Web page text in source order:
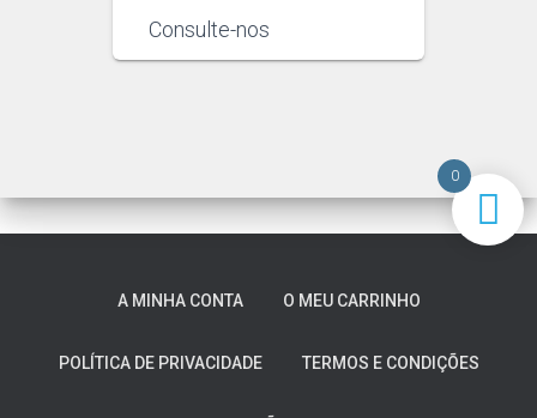
Consulte-nos
A MINHA CONTA O MEU CARRINHO
POLÍTICA DE PRIVACIDADE TERMOS E CONDIÇÕES
0